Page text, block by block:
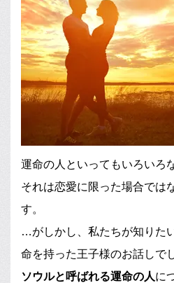
運命の人といってもいろいろ
それは恋愛に限った場合では
す。
…がしかし、私たちが知りた
命を持った王子様のお話しで
ソウルと呼ばれる運命の人に